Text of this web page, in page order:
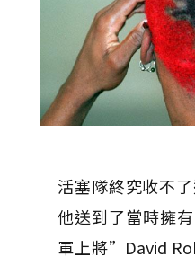
活塞隊終究收不
他送到了當時擁
軍上將”David